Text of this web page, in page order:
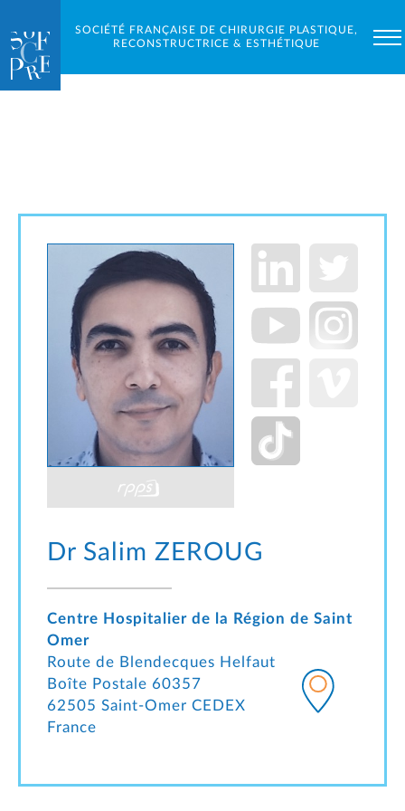
SOCIÉTÉ FRANÇAISE DE CHIRURGIE PLASTIQUE,
RECONSTRUCTRICE & ESTHÉTIQUE
Dr SalimZEROUG
Centre Hospitalier de la Région de Saint
Omer
Route de Blendecques Helfaut
Boîte Postale 60357
62505 Saint-Omer CEDEX
France